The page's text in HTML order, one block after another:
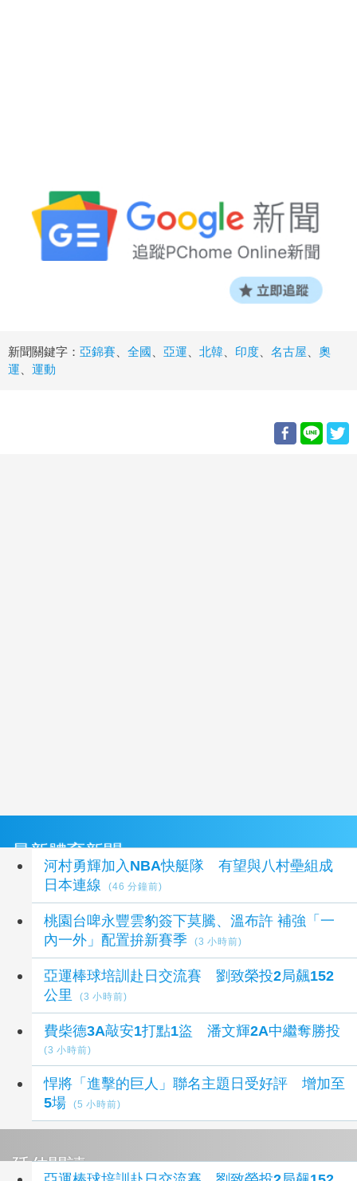
新聞關鍵字： 亞錦賽 全國 亞運 北韓 印度 名古屋
奧
運
運動
最新體育新聞
河村勇輝加入NBA快艇隊 有望與八村壘組成
日本連線
(46 分鐘前)
桃園台啤永豐雲豹簽下莫騰、溫布許 補強「一
內一外」配置拚新賽季
(3 小時前)
亞運棒球培訓赴日交流賽 劉致榮投2局飆152
公里
(3 小時前)
費柴德3A敲安1打點1盜 潘文輝2A中繼奪勝投
(3 小時前)
悍將「進擊的巨人」聯名主題日受好評 增加至
5場
(5 小時前)
延伸閱讀